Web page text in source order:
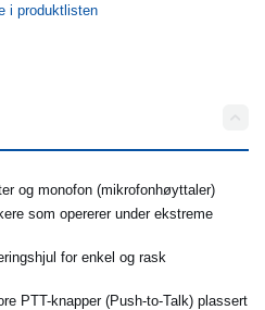
i produktlisten
og monofon (mikrofonhøyttaler)
som opererer under ekstreme
for enkel og rask
PTT-knapper (Push-to-Talk) plassert